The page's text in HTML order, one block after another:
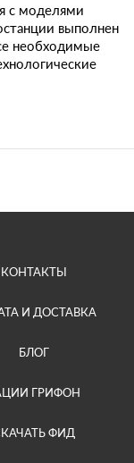
с моделями
выполнен
необходимые
КОНТАКТЫ
И ДОСТАВКА
БЛОГ
ГРИФОН
ФИД